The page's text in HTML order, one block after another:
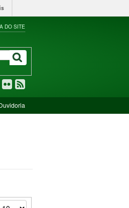
DO SITE